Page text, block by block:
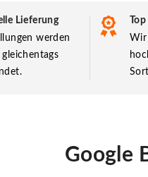
Lieferung
werden
gleichentags
Wir
Google